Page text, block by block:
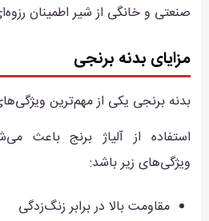
صنعتی و خانگی از شیر اطمینان
مزایای بدنه برنجی
بدنه برنجی یکی از مهم‌ترین
استفاده از آلیاژ برنج باعث
ویژگی‌های زیر باشد:
مقاومت بالا در برابر زنگ‌زدگی